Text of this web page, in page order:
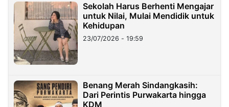
Sekolah Harus Berhenti Mengajar
untuk Nilai, Mulai Mendidik untuk
Kehidupan
23/07/2026 - 19:59
Benang Merah Sindangkasih:
Dari Perintis Purwakarta hingga
KDM